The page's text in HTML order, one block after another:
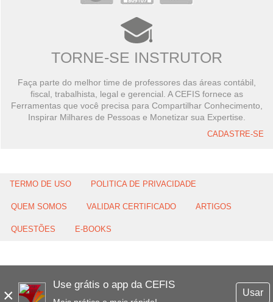
×
Use grátis o app da CEFIS
Usar
TORNE-SE INSTRUTOR
Faça parte do melhor time de professores das áreas contábil,
fiscal, trabalhista, legal e gerencial. A CEFIS fornece as
Ferramentas que você precisa para Compartilhar Conhecimento,
Inspirar Milhares de Pessoas e Monetizar sua Expertise.
CADASTRE-SE
TERMO DE USO POLITICA DE PRIVACIDADE
QUEM SOMOS VALIDAR CERTIFICADO ARTIGOS
QUESTÕES E-BOOKS